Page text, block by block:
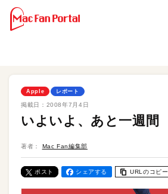
Apple レポート
掲載日： 2008年7月4日
いよいよ、あと一週間
著者： Mac Fan編集部
ポスト シェアする URLのコピー